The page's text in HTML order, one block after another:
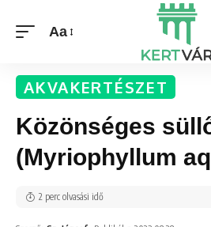
Aa
AKVAKERTÉSZET
Közönséges
(Myriophyllum
2 perc olvasási idő